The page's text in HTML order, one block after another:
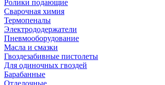
Ролики подающие
Сварочная химия
Термопеналы
Электрододержатели
Пневмооборудование
Масла и смазки
Гвоздезабивные пистолеты
Для одиночных гвоздей
Барабанные
Отделочные